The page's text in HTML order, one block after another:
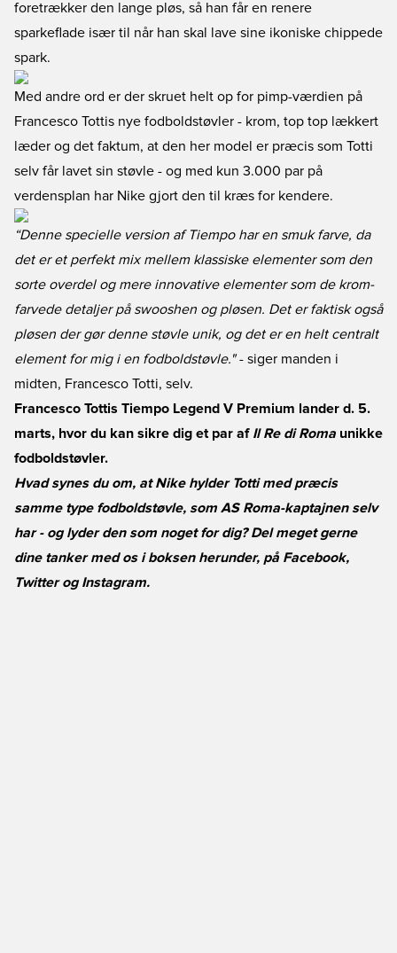
foretrækker den lange pløs, så han får en renere
sparkeflade især til når han skal lave sine ikoniske chippede
spark.
Med andre ord er der skruet helt op for pimp-værdien på
Francesco Tottis nye fodboldstøvler - krom, top top lækkert
læder og det faktum, at den her model er præcis som Totti
selv får lavet sin støvle - og med kun 3.000 par på
verdensplan har Nike gjort den til kræs for kendere.
“Denne specielle version af Tiempo har en smuk farve, da
det er et perfekt mix mellem klassiske elementer som den
sorte overdel og mere innovative elementer som de krom-
farvede detaljer på swooshen og pløsen. Det er faktisk også
pløsen der gør denne støvle unik, og det er en helt centralt
element for mig i en fodboldstøvle."- siger manden i
midten, Francesco Totti, selv.
Francesco Tottis Tiempo Legend V Premium lander d. 5.
marts, hvor du kan sikre dig et par af Il Re di Roma unikke
fodboldstøvler.
Hvad synes du om, at Nike hylder Totti med præcis
samme type fodboldstøvle, som AS Roma-kaptajnen selv
har - og lyder den som noget for dig? Del meget gerne
dine tanker med os i boksen herunder, på Facebook,
TwitterogInstagram.